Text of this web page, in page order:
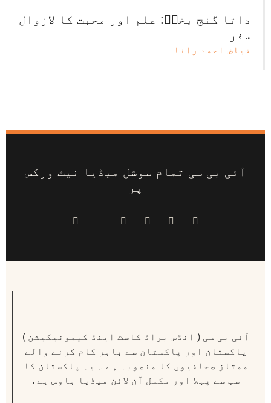
داتا گنج بخشؒ: علم اور محبت کا لازوال
سفر
فیاض احمد رانا
آئی بی سی تمام سوشل میڈیا نیٹ ورکس
پر
آئی بی سی ( انڈس براڈ کاسٹ اینڈ کیمونیکیشن )
پاکستان اور پاکستان سے باہر کام کرنے والے
ممتاز صحافیوں کا منصوبہ ہے ۔ یہ پاکستان کا
سب سے پہلا اور مکمل آن لائن میڈیا ہاوس ہے .